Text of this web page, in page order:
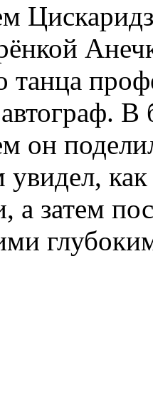
танца
В
он
увидел,
а затем